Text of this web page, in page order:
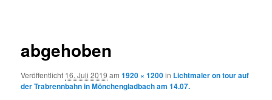
abgehoben
Veröffentlicht 16. Juli 2019 am1920 × 1200in Lichtmaler on tour auf
der Trabrennbahn in Mönchengladbach am 14.07.